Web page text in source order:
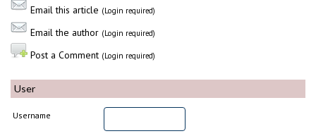
Email this article (Login required)
Email the author (Login required)
Post a Comment (Login required)
User
Username